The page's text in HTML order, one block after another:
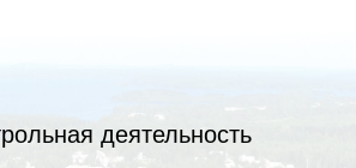
деятельность